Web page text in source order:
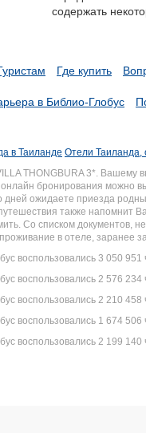
series.
содержать
Где купить
в Библио-Глобус
в Таиланде Отели Таиланда,
THONGBURA 3*.
онлайн бронирования можно
дней ожидаете приезда
также напомнит
Со списком
в отеле, заранее
воспользовались 3 050 951
воспользовались 2 576 234
воспользовались 2 210 458
воспользовались 1 674 506
воспользовались 2 199 140